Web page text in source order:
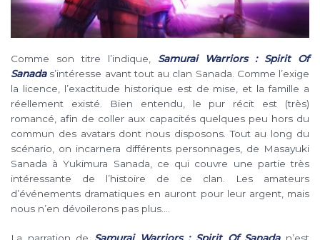
Comme son titre l’indique, Samurai Warriors : Spirit Of
Sanadas’intéresse avant tout au clan Sanada. Comme l’exige
la licence, l’exactitude historique est de mise, et la famille a
réellement existé. Bien entendu, le pur récit est (très)
romancé, afin de coller aux capacités quelques peu hors du
commun des avatars dont nous disposons. Tout au long du
scénario, on incarnera différents personnages, de Masayuki
Sanada à Yukimura Sanada, ce qui couvre une partie très
intéressante de l’histoire de ce clan. Les amateurs
d’événements dramatiques en auront pour leur argent, mais
nous n’en dévoilerons pas plus….
La narration de Samurai Warriors : Spirit Of Sanadan’est